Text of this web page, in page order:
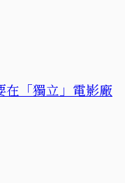
「獨立」電影廠